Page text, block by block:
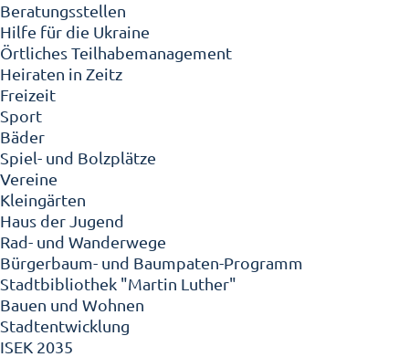
Beratungsstellen
Hilfe für die Ukraine
Örtliches Teilhabemanagement
Heiraten in Zeitz
Freizeit
Sport
Bäder
Spiel- und Bolzplätze
Vereine
Kleingärten
Haus der Jugend
Rad- und Wanderwege
Bürgerbaum- und Baumpaten-Programm
Stadtbibliothek "Martin Luther"
Bauen und Wohnen
Stadtentwicklung
ISEK 2035